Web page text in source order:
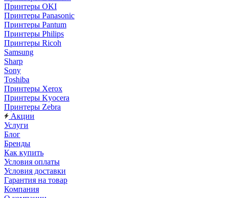
Принтеры OKI
Принтеры Panasonic
Принтеры Pantum
Принтеры Philips
Принтеры Ricoh
Samsung
Sharp
Sony
Toshiba
Принтеры Xerox
Принтеры Kyocera
Принтеры Zebra
Акции
Услуги
Блог
Бренды
Как купить
Условия оплаты
Условия доставки
Гарантия на товар
Компания